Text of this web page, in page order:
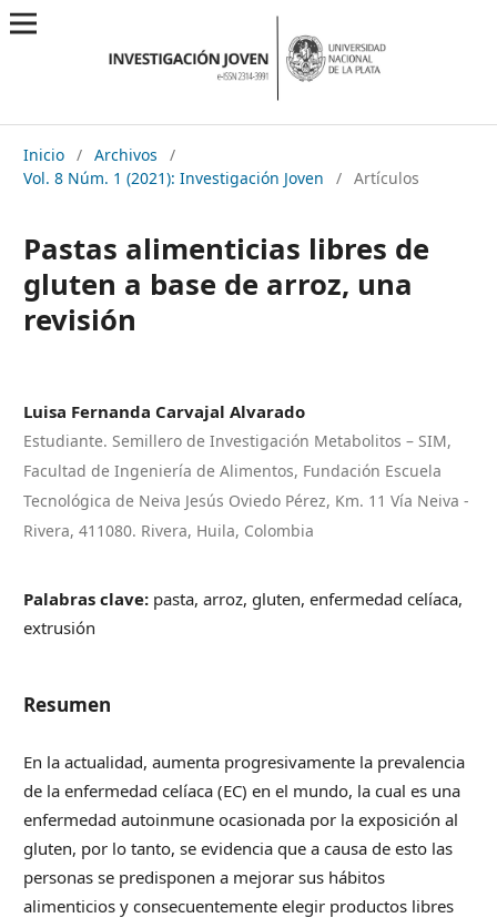
Inicio / Archivos
/
Vol. 8 Núm. 1 (2021): Investigación Joven
/ Artículos
Pastas alimenticias libres de
gluten a base de arroz, una
revisión
Luisa Fernanda Carvajal Alvarado
Estudiante. Semillero de Investigación Metabolitos – SIM,
Facultad de Ingeniería de Alimentos, Fundación Escuela
Tecnológica de Neiva Jesús Oviedo Pérez, Km. 11 Vía Neiva -
Rivera, 411080. Rivera, Huila, Colombia
Palabras clave: pasta, arroz, gluten, enfermedad celíaca,
extrusión
Resumen
En la actualidad, aumenta progresivamente la prevalencia
de la enfermedad celíaca (EC) en el mundo, la cual es una
enfermedad autoinmune ocasionada por la exposición al
gluten, por lo tanto, se evidencia que a causa de esto las
personas se predisponen a mejorar sus hábitos
alimenticios y consecuentemente elegir productos libres